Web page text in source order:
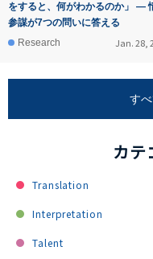
をすると、何がわかるのか」 ―
参謀が7つの問いに答える
Research
Jan. 28,
す
カテ
Translation
Interpretation
Talent